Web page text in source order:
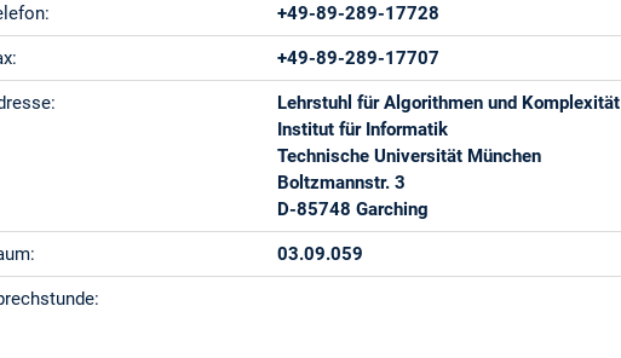
+49-89-289-17728
+49-89-289-17707
Lehrstuhl für Algorithmen und Komplexität
Institut für Informatik
Technische Universität München
Boltzmannstr. 3
D-85748 Garching
03.09.059